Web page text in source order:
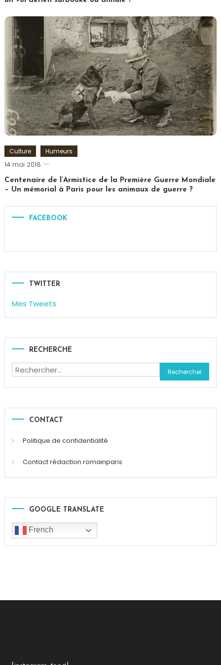
Challenge
Tagged
Avion
Conseil
indemnisation,
retard
surbooking
Vacances,
Voyage
Culture Humeurs
14 mai 2018
Romain-
Paris
Centenaire de l’Armistice de la Première Guerre Mondiale
– Un mémorial à Paris pour les animaux de guerre ?
Tagged
1914
Centenaire
Première
Guerre
Chevaux,
Guerre,
Paris,
Paris
Animaux
Zoopolis,
Poilus
FACEBOOK
TWITTER
Mes Tweets
RECHERCHE
Rechercher :
CONTACT
Politique de confidentialité
Contact rédaction romainparis
GOOGLE TRANSLATE
French